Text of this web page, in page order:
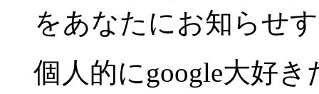
をあなたにお知らせ
個人的にgoogle大好